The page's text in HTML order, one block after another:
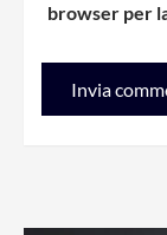
browser per